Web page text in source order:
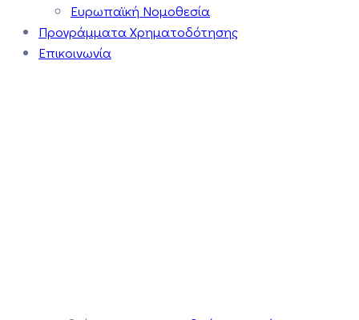
Ευρωπαϊκή Νομοθεσία
Προγράμματα Χρηματοδότησης
Επικοινωνία